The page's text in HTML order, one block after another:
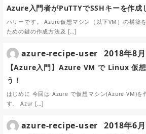
Azure入門者がPuTTYでSSHキーを作成
ハリーです。 Azure仮想マシン（以下VM）の構築
ための鍵の作成方法及 […]
【Azure入門】Azure VM で Linux 仮
う！
はじめに 今回は Azure で仮想マシン(Azure VM)を
す。 Azur […]
azure-recipe-user 2018年8
azure-recipe-user 2018年6